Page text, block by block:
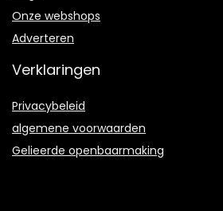
Onze webshops
Adverteren
Verklaringen
Privacybeleid
algemene voorwaarden
Gelieerde openbaarmaking